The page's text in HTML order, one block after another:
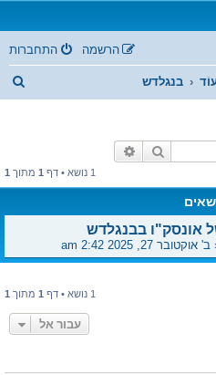
התחברות הרשמה
בנגלדש
ש
חיפוש
1 נושא • דף 1 מתוך 1
אונסק"ו בבנגלדש
ב' אוקטובר 27, 2025 2:42 am
1 נושא • דף 1 מתוך 1
עבור אל